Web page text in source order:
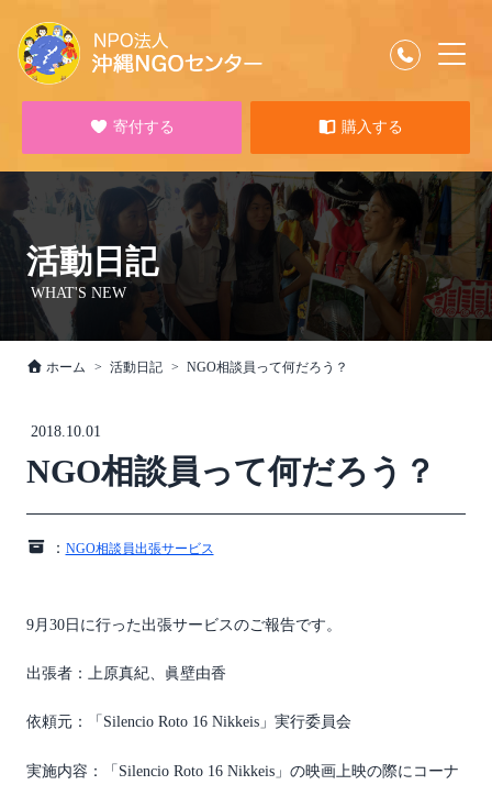
寄付する 購入する
活動日記
WHAT'S NEW
ホーム 活動日記 NGO相談員って何だろう？
2018.10.01
NGO相談員って何だろう？
： NGO相談員出張サービス
9月30日に行った出張サービスのご報告です。
出張者：上原真紀、眞壁由香
依頼元：「Silencio Roto 16 Nikkeis」実行委員会
実施内容：「Silencio Roto 16 Nikkeis」の映画上映の際にコーナ